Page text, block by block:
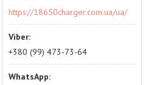
https://18650charger.com.ua/ua/
+380 (99) 473-73-64